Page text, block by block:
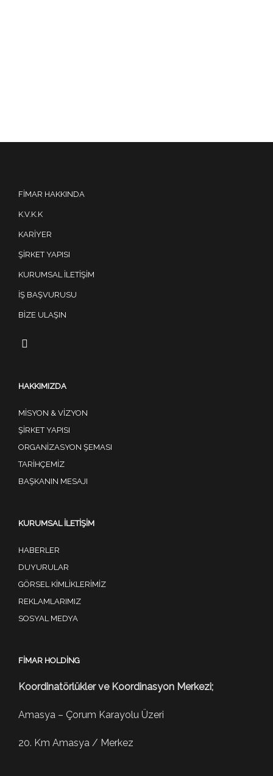
FIMAR HAKKINDA
K.V.K.K
KARIYER
ŞIRKET YAPISI
KURUMSAL İLETIŞIM
İŞ BAŞVURUSU
BIZE ULAŞIN
HAKKIMIZDA
MISYON & VIZYON
ŞIRKET YAPISI
ORGANIZASYON ŞEMASI
TARIHÇEMIZ
BAŞKANIN MESAJI
KURUMSAL İLETIŞIM
HABERLER
DUYURULAR
GÖRSEL KIMLIKLERIMIZ
REKLAMLARIMIZ
SOSYAL MEDYA
FIMAR HOLDING
Koordinatörlükler ve Koordinasyon Merkezi;
Amasya – Çorum Karayolu Üzeri
20. Km Amasya / Merkez